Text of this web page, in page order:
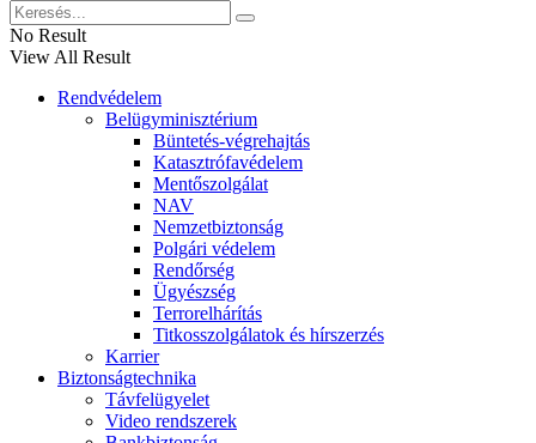
No Result
View All Result
Rendvédelem
Belügyminisztérium
Büntetés-végrehajtás
Katasztrófavédelem
Mentőszolgálat
NAV
Nemzetbiztonság
Polgári védelem
Rendőrség
Ügyészség
Terrorelhárítás
Titkosszolgálatok és hírszerzés
Karrier
Biztonságtechnika
Távfelügyelet
Video rendszerek